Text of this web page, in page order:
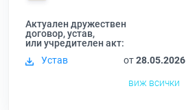
Актуален дружествен
договор, устав,
или учредителен акт:
Устав
от28.05.2026
виж всички